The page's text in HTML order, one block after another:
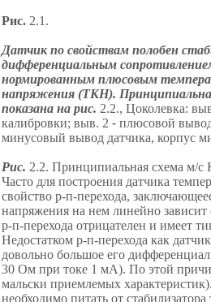
Рис. 2.1.
Датчик по свойствам полобен
дифференциальным
нормированным плюсовым
напряжения (ТКН).
показана на рис. 2.2., Цоколевка:
калибровки; выв. 2 - плюсовой
минусовый вывод датчика, корпус
Рис. 2.2. Принципиальная схема м/
Часто для построения датчика
свойство р-п-перехода,
напряжения на нем линейно
р-п-перехода отрицателен и имеет
Недостатком р-п-перехода как
довольно большое его
30 Ом при токе 1 мА). По этой
мальски приемлемых
необходимо питать от